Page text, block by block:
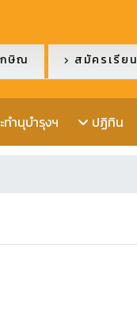
กษิณ สมัครเรียน
ำนุบำรุงฯ ปฏิทิน